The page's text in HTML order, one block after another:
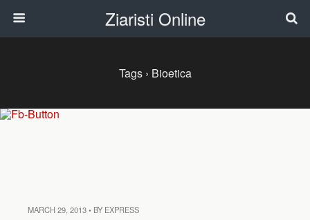
Ziaristi Online
Tags › Bioetica
MARCH 29, 2013 • BY EXPRESS